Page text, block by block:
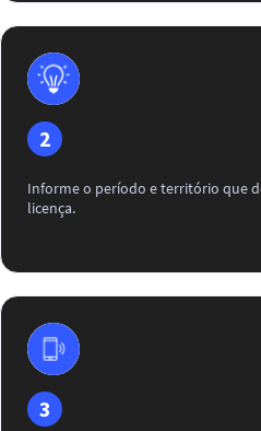
2
Informe o período e território que
licença.
3